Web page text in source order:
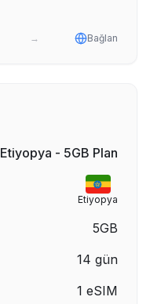
→ Bağlan
Etiyopya - 5GB Plan
Etiyopya
5GB
14 gün
1 eSIM